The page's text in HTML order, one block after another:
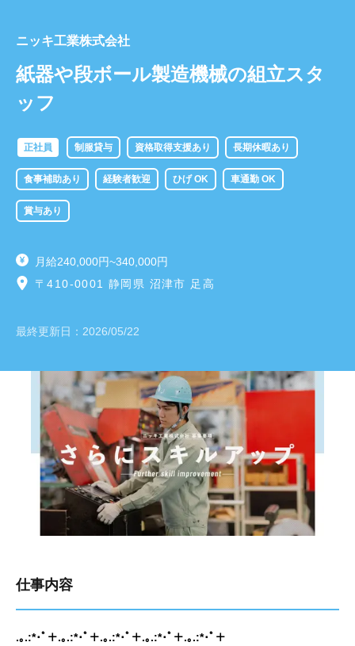
ニッキ工業株式会社
紙器や段ボール製造機械の組立スタ
ッフ
正社員 制服貸与 資格取得支援あり 長期休暇あり
食事補助あり 経験者歓迎 ひげ OK 車通勤 OK
賞与あり
月給240,000円~340,000円
〒410-0001 静岡県 沼津市 足高
最終更新日： 2026/05/22
仕事内容
.｡.:*･ﾟ＋.｡.:*･ﾟ＋.｡.:*･ﾟ＋.｡.:*･ﾟ＋.｡.:*･ﾟ＋